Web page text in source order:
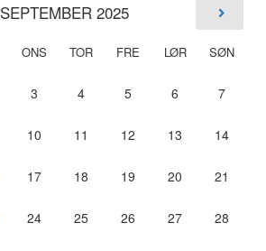
SEPTEMBER 2025
ONS TOR FRE LØR SØN
3 4 5 6 7
10 11 12 13 14
17 18 19 20 21
24 25 26 27 28